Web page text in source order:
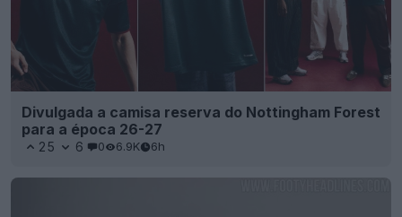
Divulgada a camisa reserva do Nottingham Forest
para a época 26-27
25 6 0 6.9K 6h